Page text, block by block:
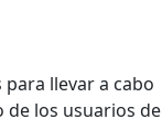
para llevar a cabo
los usuarios de